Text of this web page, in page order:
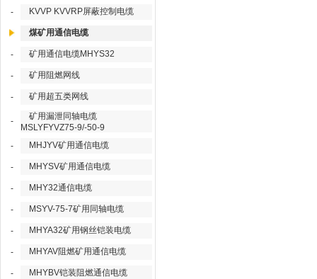
- KVVP KVVRP屏蔽控制电缆
煤矿用通信电缆
- 矿用通信电缆MHYS32
- 矿用阻燃网线
- 矿用超五类网线
-
矿用漏泄同轴电缆
MSLYFYVZ75-9/-50-9
-
MHJYV矿用通信电缆
- MHYSV矿用通信电缆
- MHY32通信电缆
- MSYV-75-7矿用同轴电缆
- MHYA32矿用钢丝铠装电缆
- MHYAV阻燃矿用通信电缆
- MHYBV铠装阻燃通信电缆